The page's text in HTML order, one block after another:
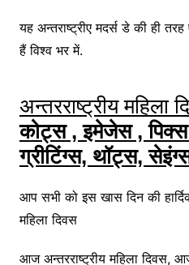
यह अन्तराष्ट्रीए मदर्स डे की ही
हैं विश्व भर में.
अन्तरराष्ट्रीय महिला
कोट्स , इमेजेस , पिक्स
ग्रीटिंग्स, थॉट्स,
आप सभी को इस खास दिन की
महिला दिवस
आज अन्तरराष्ट्रीय महिला दिवस,